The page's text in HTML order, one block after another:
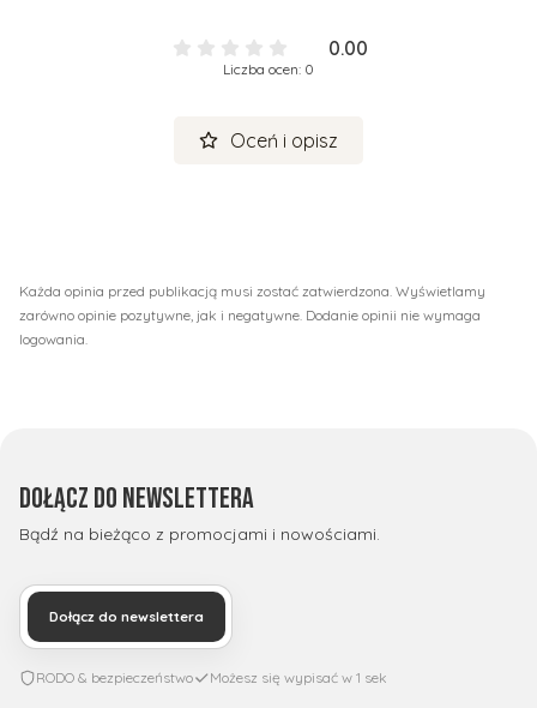
0.00
Liczba ocen: 0
Oceń i opisz
Każda opinia przed publikacją musi zostać zatwierdzona. Wyświetlamy
zarówno opinie pozytywne, jak i negatywne. Dodanie opinii nie wymaga
logowania.
Dołącz do newslettera
Bądź na bieżąco z promocjami i nowościami.
Dołącz do newslettera
RODO & bezpieczeństwo Możesz się wypisać w 1 sek